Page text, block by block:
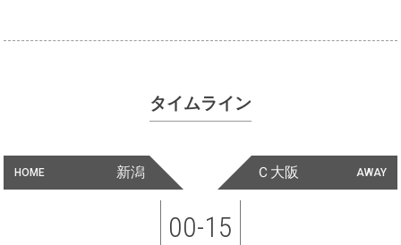
タイムライン
HOME 新潟 AWAY
Ｃ大阪
00-15